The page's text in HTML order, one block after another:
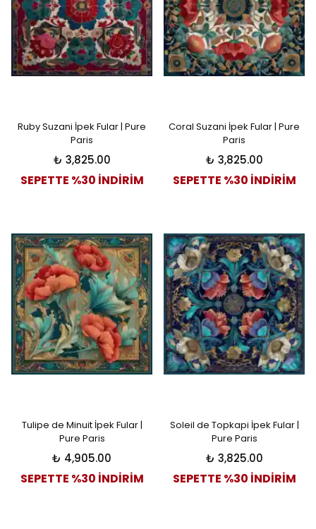
Ruby Suzani İpek Fular | Pure
Paris
₺ 3,825.00
SEPETTE %30 İNDİRİM
Coral Suzani İpek Fular | Pure
Paris
₺ 3,825.00
SEPETTE %30 İNDİRİM
Tulipe de Minuit İpek Fular |
Pure Paris
₺ 4,905.00
SEPETTE %30 İNDİRİM
Soleil de Topkapi İpek Fular |
Pure Paris
₺ 3,825.00
SEPETTE %30 İNDİRİM